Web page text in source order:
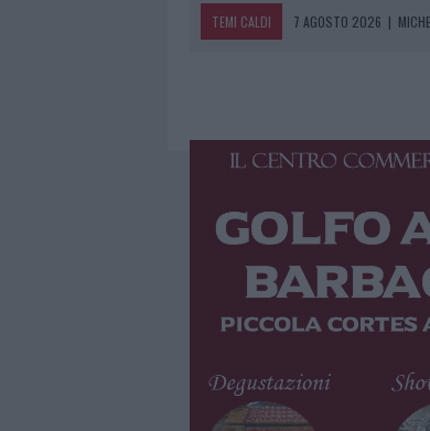
TEMI CALDI 7 AGOSTO 2026 |
7 AGOSTO 2026 | LE PREVISIONI